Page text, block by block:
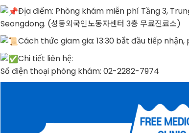
Địa điểm: Phòng khám miễn phí Tầng 3,
Seongdong. (성동외국인노동자센터 3층 무료진료소)
Cách thức giam gia: 13:30 bắt đầu tiếp
Chi tiết liên hệ:
Số điện thoại phòng khám: 02-2282-7974